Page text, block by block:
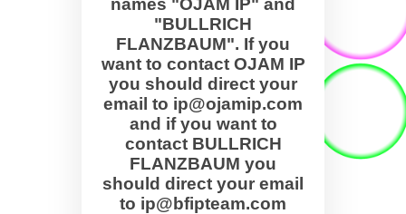
names "OJAM IP" and
"BULLRICH
FLANZBAUM". If you
want to contact OJAM IP
you should direct your
email to ip@ojamip.com
and if you want to
contact BULLRICH
FLANZBAUM you
should direct your email
to ip@bfipteam.com